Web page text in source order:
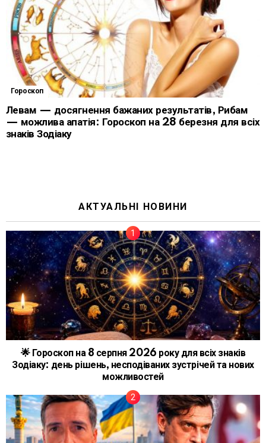
Гороскоп
Левам — досягнення бажаних результатів, Рибам
— можлива апатія: Гороскоп на 28 березня для всіх
знаків Зодіаку
АКТУАЛЬНІ НОВИНИ
🌟 Гороскоп на 8 серпня 2026 року для всіх знаків
Зодіаку: день рішень, несподіваних зустрічей та нових
можливостей